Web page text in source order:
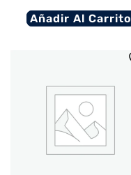
Añadir Al Carrito